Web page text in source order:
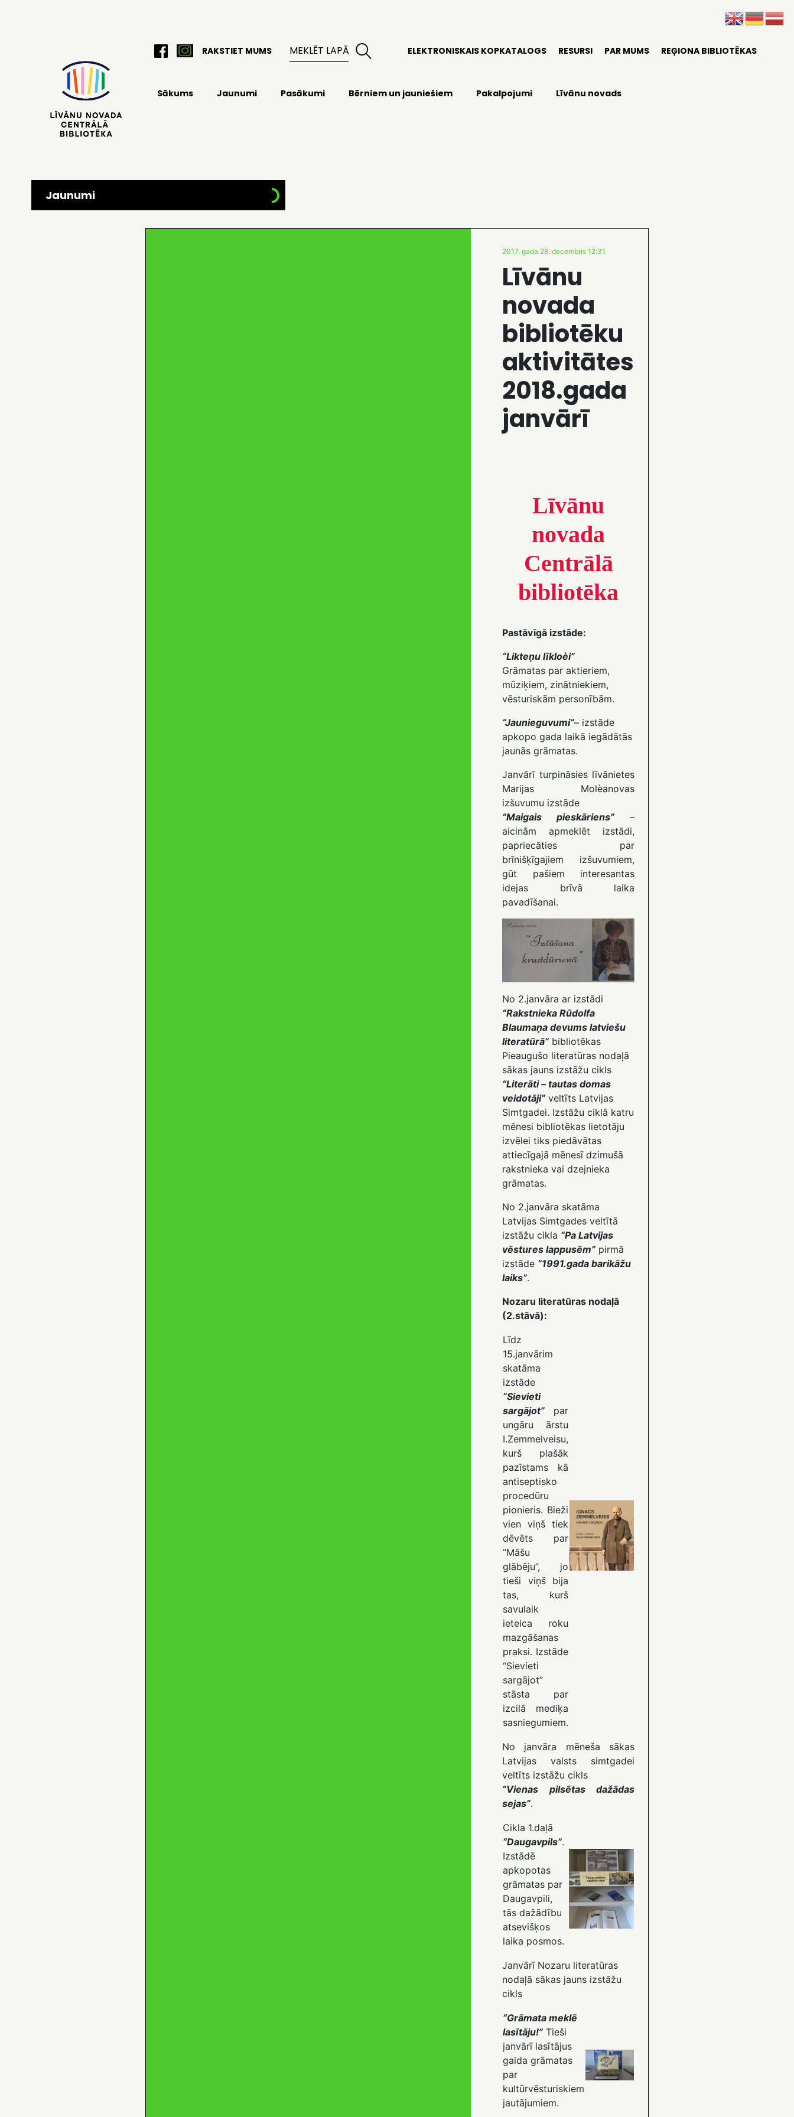
RAKSTIET MUMS ELEKTRONISKAIS KOPKATALOGS RESURSI PAR MUMS REĢIONA BIBLIOTĒKAS
Sākums Jaunumi Pasākumi Bērniem un jauniešiem Pakalpojumi Līvānu novads
Jaunumi
2017. gada 28. decembris 12:31
Līvānu
novada
bibliotēku
aktivitātes
2018.gada
janvārī
Līvānu
novada
Centrālā
bibliotēka
Pastāvīgā izstāde:
“Likteņu līkloèi”
Grāmatas par aktieriem,
mūziķiem, zinātniekiem,
vēsturiskām personībām.
“Jaunieguvumi”– izstāde
apkopo gada laikā iegādātās
jaunās grāmatas.
Janvārī turpināsies līvānietes
Marijas Molèanovas
izšuvumu izstāde
“Maigais pieskāriens” –
aicinām apmeklēt izstādi,
papriecāties par
brīnišķīgajiem izšuvumiem,
gūt pašiem interesantas
idejas brīvā laika
pavadīšanai.
No 2.janvāra ar izstādi
“Rakstnieka Rūdolfa
Blaumaņa devums latviešu
literatūrā” bibliotēkas
Pieaugušo literatūras nodaļā
sākas jauns izstāžu cikls
“Literāti – tautas domas
veidotāji” veltīts Latvijas
Simtgadei. Izstāžu ciklā katru
mēnesi bibliotēkas lietotāju
izvēlei tiks piedāvātas
attiecīgajā mēnesī dzimušā
rakstnieka vai dzejnieka
grāmatas.
No 2.janvāra skatāma
Latvijas Simtgades veltītā
izstāžu cikla “Pa Latvijas
vēstures lappusēm” pirmā
izstāde “1991.gada barikāžu
laiks”.
Nozaru literatūras nodaļā
(2.stāvā):
Līdz
15.janvārim
skatāma
izstāde
“Sievieti
sargājot” par
ungāru ārstu
I.Zemmelveisu,
kurš plašāk
pazīstams kā
antiseptisko
procedūru
pionieris. Bieži
vien viņš tiek
dēvēts par
“Māšu
glābēju”, jo
tieši viņš bija
tas, kurš
savulaik
ieteica roku
mazgāšanas
praksi. Izstāde
“Sievieti
sargājot”
stāsta par
izcilā mediķa
sasniegumiem.
No janvāra mēneša sākas
Latvijas valsts simtgadei
veltīts izstāžu cikls
“Vienas pilsētas dažādas
sejas”.
Cikla 1.daļā
“Daugavpils”.
Izstādē
apkopotas
grāmatas par
Daugavpili,
tās dažādību
atsevišķos
laika posmos.
Janvārī Nozaru literatūras
nodaļā sākas jauns izstāžu
cikls
“Grāmata meklē
lasītāju!” Tieši
janvārī lasītājus
gaida grāmatas
par
kultūrvēsturiskiem
jautājumiem.